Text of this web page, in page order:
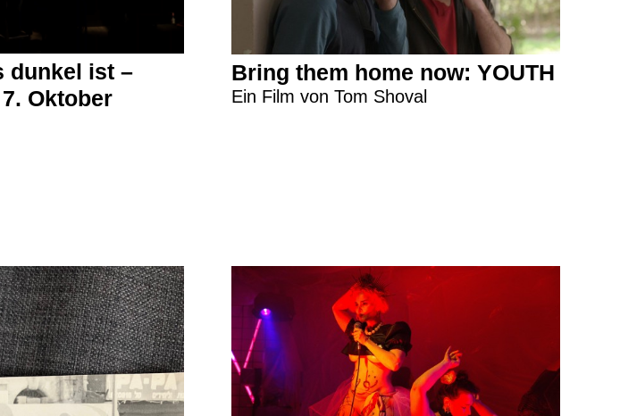
dunkel ist –
Oktober
Bring them home now: YOUTH
Ein Film von Tom Shoval